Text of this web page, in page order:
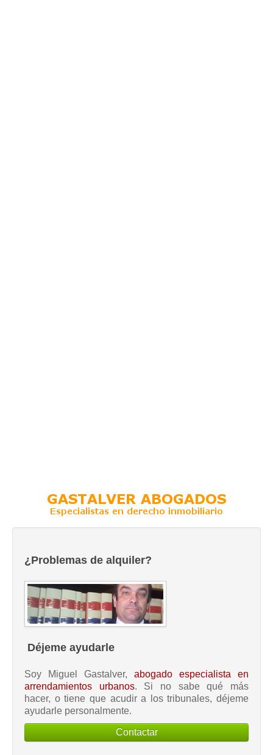
¿Problemas de alquiler?
Déjeme ayudarle
Soy Miguel Gastalver, abogado especialista en
arrendamientos urbanos. Si no sabe qué más
hacer, o tiene que acudir a los tribunales, déjeme
ayudarle personalmente.
Contactar